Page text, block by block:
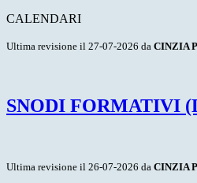
CALENDARI
Ultima revisione il 27-07-2026 da CINZIA
SNODI FORMATIVI
Ultima revisione il 26-07-2026 da CINZIA